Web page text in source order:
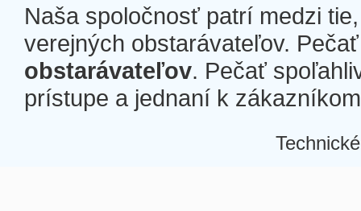
Naša spoločnosť patrí medzi
verejných obstarávateľov.
obstarávateľov. Pečať
prístupe a jednaní k